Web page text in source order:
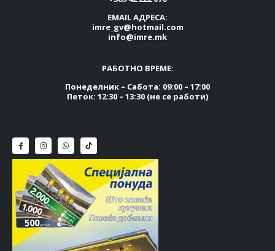
EMAIL АДРЕСА:
imre_gv@hotmail.com
info@imre.mk
РАБОТНО ВРЕМЕ:
Понеделник – Сабота: 09:00 – 17:00
Петок: 12:30 – 13:30 (не се работи)